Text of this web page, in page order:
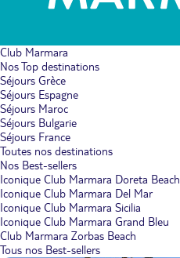
Club Marmara
Nos Top destinations
Séjours Grèce
Séjours Espagne
Séjours Maroc
Séjours Bulgarie
Séjours France
Toutes nos destinations
Nos Best-sellers
Iconique Club Marmara Doreta Beach
Iconique Club Marmara Del Mar
Iconique Club Marmara Sicilia
Iconique Club Marmara Grand Bleu
Club Marmara Zorbas Beach
Tous nos Best-sellers